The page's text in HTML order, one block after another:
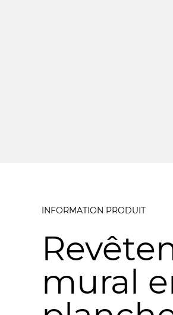
INFORMATION PRODUIT
mural